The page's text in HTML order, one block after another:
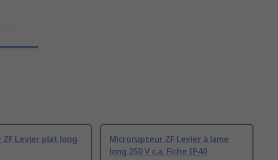
Levier plat long
Microrupteur ZF Levier à lame
long 250 V c.a. Fiche IP40